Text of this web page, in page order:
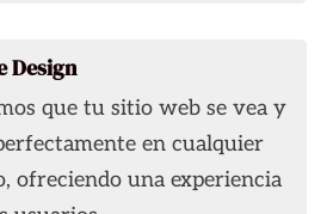
Design
que tu sitio web se vea y
en cualquier
ofreciendo una experiencia